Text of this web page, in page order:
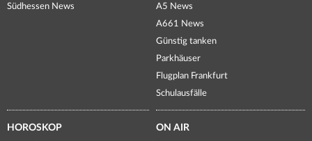
Südhessen News
A5 News
A661 News
Günstig tanken
Parkhäuser
Flugplan Frankfurt
Schulausfälle
HOROSKOP ON AIR